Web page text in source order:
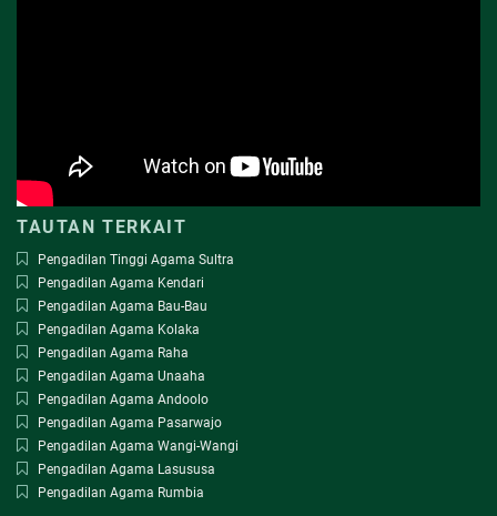
TAUTAN TERKAIT
Pengadilan Tinggi Agama Sultra
Pengadilan Agama Kendari
Pengadilan Agama Bau-Bau
Pengadilan Agama Kolaka
Pengadilan Agama Raha
Pengadilan Agama Unaaha
Pengadilan Agama Andoolo
Pengadilan Agama Pasarwajo
Pengadilan Agama Wangi-Wangi
Pengadilan Agama Lasususa
Pengadilan Agama Rumbia